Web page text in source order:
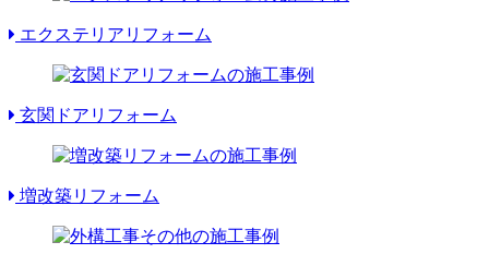
エクステリアリフォーム
玄関ドアリフォーム
増改築リフォーム